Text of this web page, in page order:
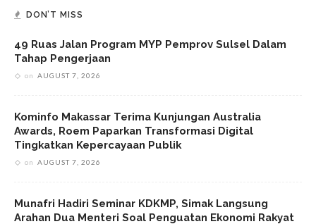
DON’T MISS
49 Ruas Jalan Program MYP Pemprov Sulsel Dalam
Tahap Pengerjaan
on AUGUST 7, 2026
Kominfo Makassar Terima Kunjungan Australia
Awards, Roem Paparkan Transformasi Digital
Tingkatkan Kepercayaan Publik
on AUGUST 7, 2026
Munafri Hadiri Seminar KDKMP, Simak Langsung
Arahan Dua Menteri Soal Penguatan Ekonomi Rakyat